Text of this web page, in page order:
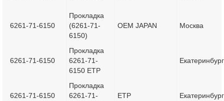
6261-71-6150
Прокладка
(6261-71-
6150)
OEM JAPAN Москва
6261-71-6150
Прокладка
6261-71-
6150 ETP
Екатеринбург
6261-71-6150
Прокладка
6261-71-
ETP Екатеринбург